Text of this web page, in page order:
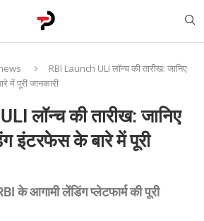
RBI Launch ULI लॉन्च की तारीख: जानिए
में पूरी जानकारी
लॉन्च की तारीख: जानिए
इंटरफेस के बारे में पूरी
के आगामी लेंडिंग प्लेटफार्म की पूरी